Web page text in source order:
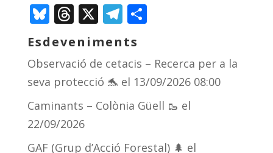
Bluesky
Threads
X Telegram
Comparteix
Esdeveniments
Observació de cetacis – Recerca per a la
seva protecció 🐬 el 13/09/2026 08:00
Caminants – Colònia Güell 🥾 el
22/09/2026
GAF (Grup d’Acció Forestal) 🌲 el